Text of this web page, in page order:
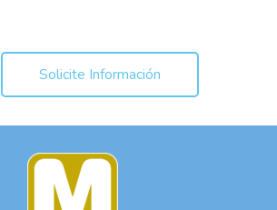
Solicite Información